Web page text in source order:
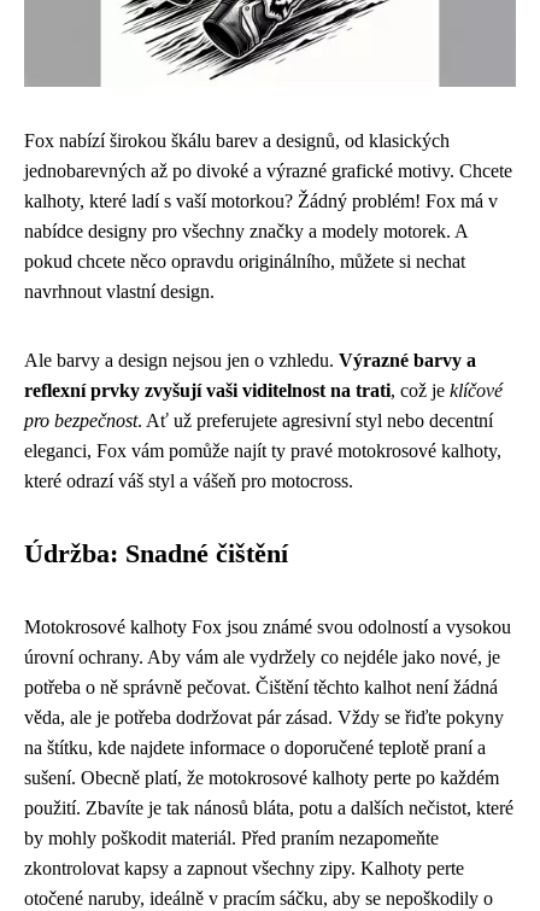
Fox nabízí širokou škálu barev a designů, od klasických
jednobarevných až po divoké a výrazné grafické motivy. Chcete
kalhoty, které ladí s vaší motorkou? Žádný problém! Fox má v
nabídce designy pro všechny značky a modely motorek. A
pokud chcete něco opravdu originálního, můžete si nechat
navrhnout vlastní design.
Ale barvy a design nejsou jen o vzhledu. Výrazné barvy a
reflexní prvky zvyšují vaši viditelnost na trati, což je klíčové
pro bezpečnost. Ať už preferujete agresivní styl nebo decentní
eleganci, Fox vám pomůže najít ty pravé motokrosové kalhoty,
které odrazí váš styl a vášeň pro motocross.
Údržba: Snadné čištění
Motokrosové kalhoty Fox jsou známé svou odolností a vysokou
úrovní ochrany. Aby vám ale vydržely co nejdéle jako nové, je
potřeba o ně správně pečovat. Čištění těchto kalhot není žádná
věda, ale je potřeba dodržovat pár zásad. Vždy se řiďte pokyny
na štítku, kde najdete informace o doporučené teplotě praní a
sušení. Obecně platí, že motokrosové kalhoty perte po každém
použití. Zbavíte je tak nánosů bláta, potu a dalších nečistot, které
by mohly poškodit materiál. Před praním nezapomeňte
zkontrolovat kapsy a zapnout všechny zipy. Kalhoty perte
otočené naruby, ideálně v pracím sáčku, aby se nepoškodily o